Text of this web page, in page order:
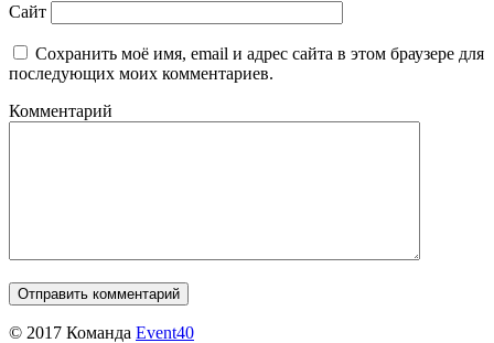
Сайт
Сохранить моё имя, email и адрес сайта в этом браузере для
последующих моих комментариев.
Комментарий
© 2017 Команда Event40